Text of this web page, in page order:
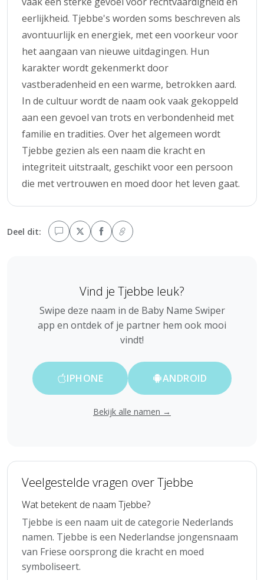
eerlijkheid. Tjebbe's worden soms beschreven als
avontuurlijk en energiek, met een voorkeur voor
het aangaan van nieuwe uitdagingen. Hun
karakter wordt gekenmerkt door
vastberadenheid en een warme, betrokken aard.
In de cultuur wordt de naam ook vaak gekoppeld
aan een gevoel van trots en verbondenheid met
familie en tradities. Over het algemeen wordt
Tjebbe gezien als een naam die kracht en
integriteit uitstraalt, geschikt voor een persoon
die met vertrouwen en moed door het leven gaat.
Deel dit:
Vind je Tjebbe leuk?
Swipe deze naam in de Baby Name Swiper
app en ontdek of je partner hem ook mooi
vindt!
IPHONE ANDROID
Bekijk alle namen →
Veelgestelde vragen over Tjebbe
Wat betekent de naam Tjebbe?
Tjebbe is een naam uit de categorie Nederlands
namen. Tjebbe is een Nederlandse jongensnaam
van Friese oorsprong die kracht en moed
symboliseert.